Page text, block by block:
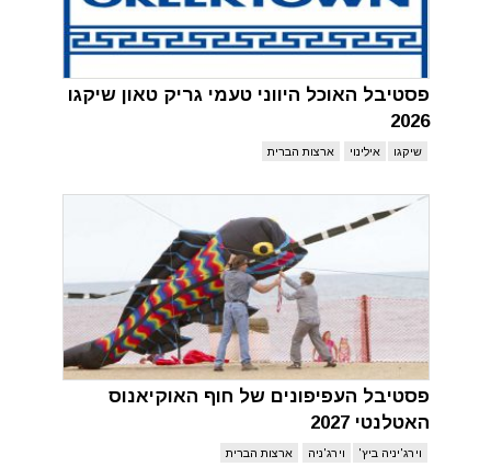
פסטיבל האוכל היווני טעמי גריק טאון שיקגו
2026
שיקגו אילינוי ארצות הברית
פסטיבל העפיפונים של חוף האוקיאנוס
האטלנטי 2027
וירג'יניה ביץ' וירג'ניה ארצות הברית